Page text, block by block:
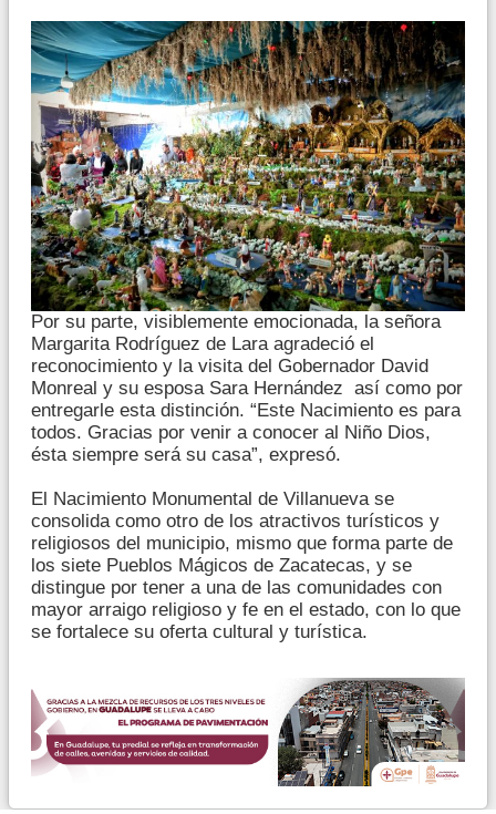
Por su parte, visiblemente emocionada, la señora
Margarita Rodríguez de Lara agradeció el
reconocimiento y la visita del Gobernador David
Monreal y su esposa Sara Hernández así como por
entregarle esta distinción. “Este Nacimiento es para
todos. Gracias por venir a conocer al Niño Dios,
ésta siempre será su casa”, expresó.
El Nacimiento Monumental de Villanueva se
consolida como otro de los atractivos turísticos y
religiosos del municipio, mismo que forma parte de
los siete Pueblos Mágicos de Zacatecas, y se
distingue por tener a una de las comunidades con
mayor arraigo religioso y fe en el estado, con lo que
se fortalece su oferta cultural y turística.